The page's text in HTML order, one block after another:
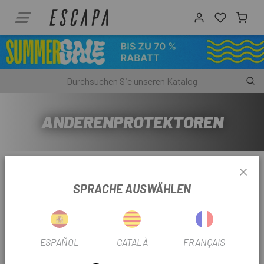
ANDERENPROTEKTOREN
Angezeigt werden 1 - 1 von 1 Artikel(n)
SPRACHE AUSWÄHLEN
ESPAÑOL CATALÀ FRANÇAIS